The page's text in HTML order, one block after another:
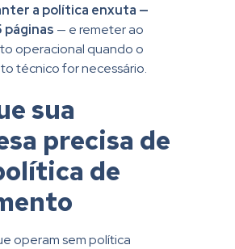
a política enxuta —
páginas — e remeter ao
operacional quando o
técnico for necessário.
sua
precisa de
de
operam sem política